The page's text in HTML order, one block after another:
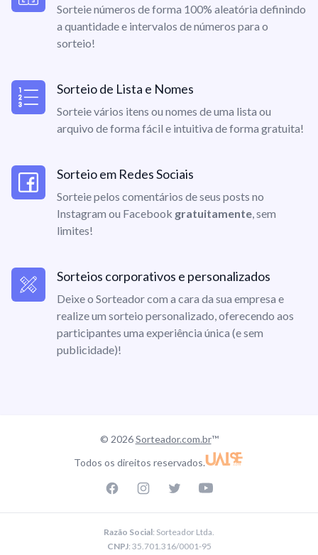
Sorteie números de forma 100% aleatória definindo
a quantidade e intervalos de números para o
sorteio!
Sorteio de Lista e Nomes
Sorteie vários itens ou nomes de uma lista ou
arquivo de forma fácil e intuitiva de forma gratuita!
Sorteio em Redes Sociais
Sorteie pelos comentários de seus posts no
Instagram ou Facebook gratuitamente, sem
limites!
Sorteios corporativos e personalizados
Deixe o Sorteador com a cara da sua empresa e
realize um sorteio personalizado, oferecendo aos
participantes uma experiência única (e sem
publicidade)!
© 2026Sorteador.com.br™
Todos os direitos reservados.
Razão Social: Sorteador Ltda.
CNPJ: 35.701.316/0001-95